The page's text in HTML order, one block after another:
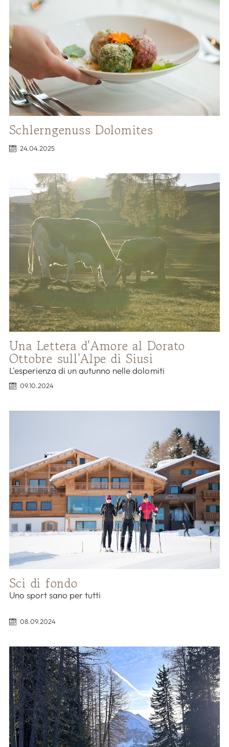
Schlerngenuss Dolomites
24.04.2025
Una Lettera d'Amore al Dorato
Ottobre sull'Alpe di Siusi
L'esperienza di un autunno nelle dolomiti
09.10.2024
Sci di fondo
Uno sport sano per tutti
08.09.2024